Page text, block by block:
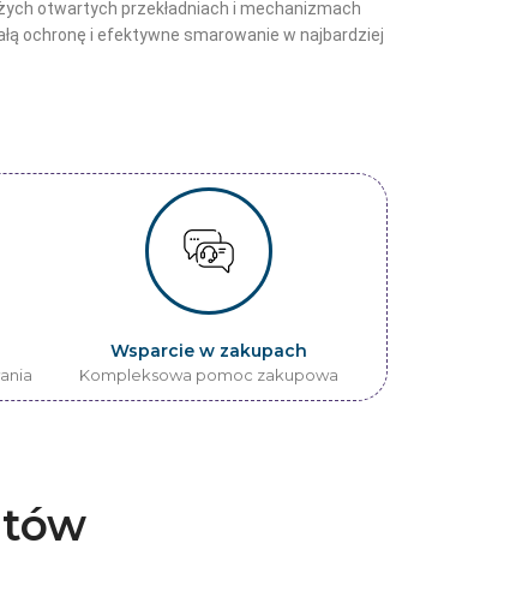
otwartych przekładniach i mechanizmach
ochronę i efektywne smarowanie w najbardziej
Wsparcie w zakupach
Kompleksowa pomoc zakupowa